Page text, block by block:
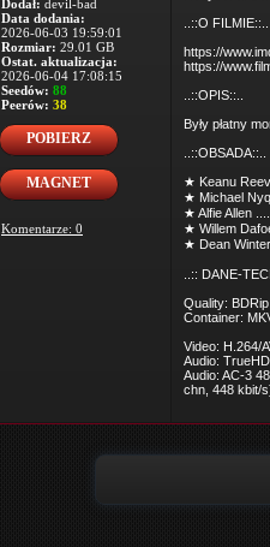
Dodał: devil-bad
Data dodania:
2026-06-03 19:59:01
Rozmiar: 29.01 GB
Ostat. aktualizacja:
2026-06-04 17:08:15
Seedów: 88
Peerów: 38
POBIERZ
MAGNET
Komentarze: 0
..::O FILMIE::..
https://
https://
..::OPIS::..
Były płatny
..::OBSADA::..
★ Keanu
★ Michael
★ Alfie Allen
★ Willem
★ Dean
..:: DANE-
Quality: BDRip
Container:
Video: H.264/
Audio:
Audio: AC-3
chn, 448 kbit/